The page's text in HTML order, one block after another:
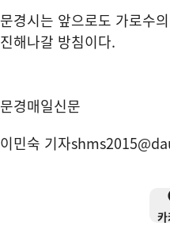
문경시는 앞으로도 가로수
진해나갈 방침이다.
문경매일신문
이민숙 기자